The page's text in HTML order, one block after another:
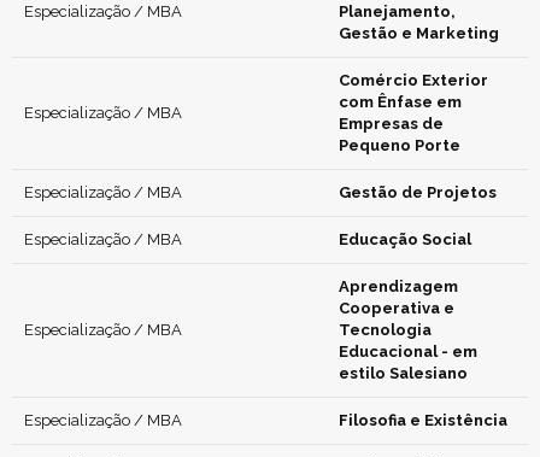
Especialização / MBA
Planejamento,
Gestão e Marketing
Especialização / MBA
Comércio Exterior
com Ênfase em
Empresas de
Pequeno Porte
Especialização / MBA Gestão de Projetos
Especialização / MBA Educação Social
Especialização / MBA
Aprendizagem
Cooperativa e
Tecnologia
Educacional - em
estilo Salesiano
Especialização / MBA Filosofia e Existência